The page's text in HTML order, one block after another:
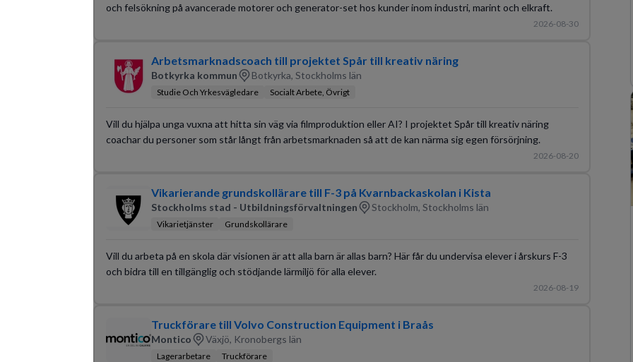
och felsökning på avancerade motorer och generator-set hos kunder inom industri, marint och elkraft.
2026-08-30
Arbetsmarknadscoach till projektet Spår till kreativ näring
Botkyrka kommun Botkyrka, Stockholms län
Studie Och Yrkesvägledare Socialt Arbete, Övrigt
Vill du hjälpa unga vuxna att hitta sin väg via filmproduktion eller AI? I projektet Spår till kreativ näring
coachar du personer som står långt från arbetsmarknaden så att de kan närma sig egen försörjning.
2026-08-20
Vikarierande grundskollärare till F-3 på Kvarnbackaskolan i Kista
Stockholms stad - Utbildningsförvaltningen Stockholm, Stockholms län
Vikarietjänster Grundskollärare
Vill du arbeta på en skola där visionen är att alla barn är allas barn? Här får du undervisa elever i årskurs F-3
och bidra till en tillgänglig och stödjande lärmiljö för alla elever.
2026-08-19
Truckförare till Volvo Construction Equipment i Braås
Montico Växjö, Kronobergs län
Lagerarbetare Truckförare